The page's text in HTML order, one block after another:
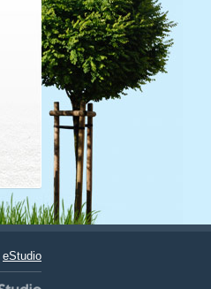
eStudio